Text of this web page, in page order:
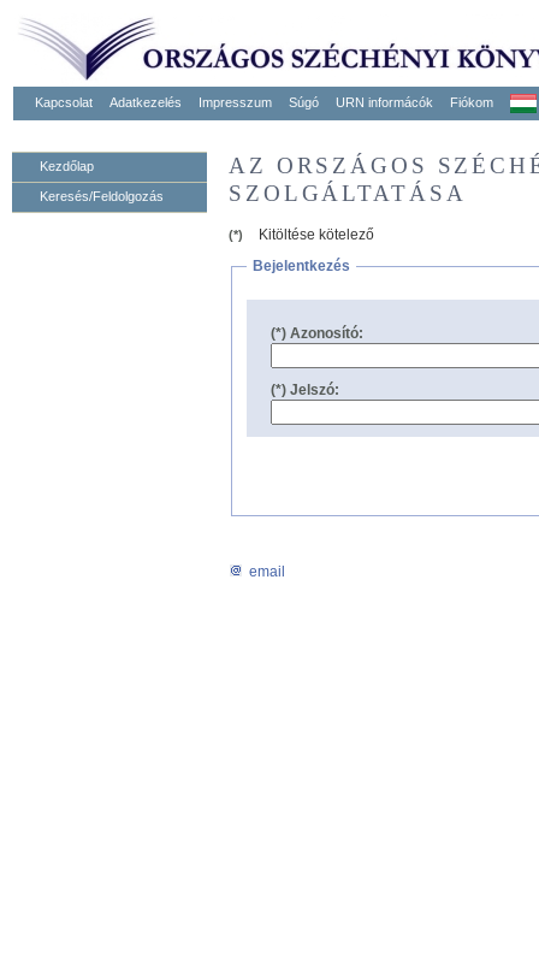
Kapcsolat Adatkezelés Impresszum Súgó URN informácók Fiókom
Kezdőlap
Keresés/Feldolgozás
AZ ORSZÁGOS
SZOLGÁLTATÁSA
(*)
Kitöltése kötelező
Bejelentkezés
(*) Azonosító:
(*) Jelszó:
email